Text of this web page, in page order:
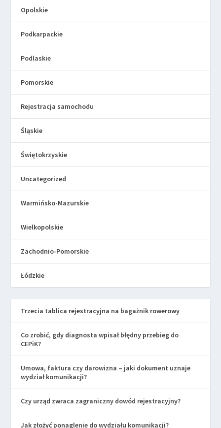
Opolskie
Podkarpackie
Podlaskie
Pomorskie
Rejestracja samochodu
Śląskie
Świętokrzyskie
Uncategorized
Warmińsko-Mazurskie
Wielkopolskie
Zachodnio-Pomorskie
Łódzkie
Trzecia tablica rejestracyjna na bagażnik rowerowy
Co zrobić, gdy diagnosta wpisał błędny przebieg do
CEPiK?
Umowa, faktura czy darowizna – jaki dokument uznaje
wydział komunikacji?
Czy urząd zwraca zagraniczny dowód rejestracyjny?
Jak złożyć ponaglenie do wydziału komunikacji?